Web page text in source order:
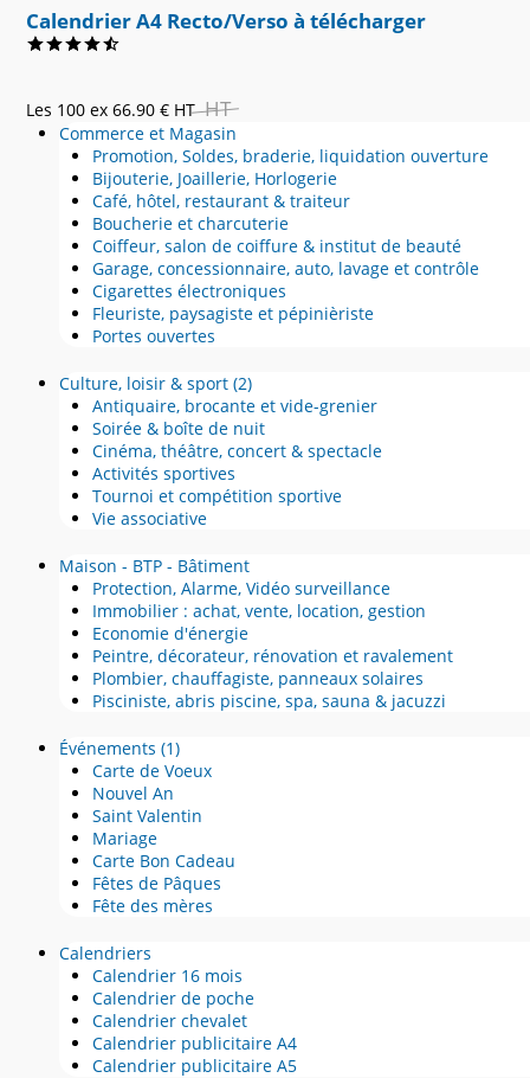
Commerce et Magasin
Promotion, Soldes, braderie, liquidation ouverture
Bijouterie, Joaillerie, Horlogerie
Café, hôtel, restaurant & traiteur
Boucherie et charcuterie
Coiffeur, salon de coiffure & institut de beauté
Garage, concessionnaire, auto, lavage et contrôle
Cigarettes électroniques
Fleuriste, paysagiste et pépinièriste
Portes ouvertes
Culture, loisir & sport(2)
Antiquaire, brocante et vide-grenier
Soirée & boîte de nuit
Cinéma, théâtre, concert & spectacle
Activités sportives
Tournoi et compétition sportive
Vie associative
Maison - BTP - Bâtiment
Protection, Alarme, Vidéo surveillance
Immobilier : achat, vente, location, gestion
Economie d'énergie
Peintre, décorateur, rénovation et ravalement
Plombier, chauffagiste, panneaux solaires
Pisciniste, abris piscine, spa, sauna & jacuzzi
Événements(1)
Carte de Voeux
Nouvel An
Saint Valentin
Mariage
Carte Bon Cadeau
Fêtes de Pâques
Fête des mères
Calendriers
Calendrier 16 mois
Calendrier de poche
Calendrier chevalet
Calendrier publicitaire A4
Calendrier publicitaire A5
Calendrier A4 Recto/Verso à télécharger
Les 100 ex 66.90 € HT HT